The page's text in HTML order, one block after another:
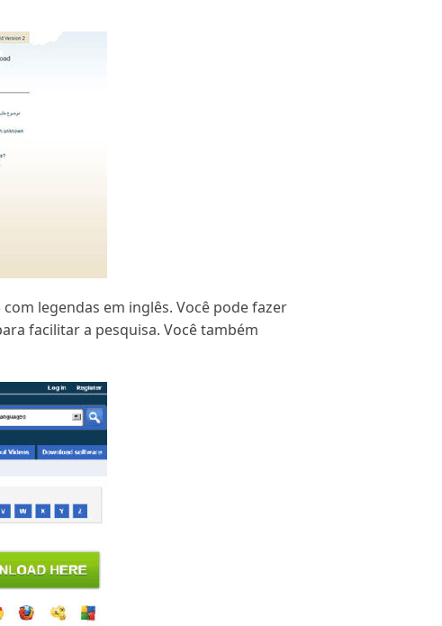
legendas em inglês. Você pode fazer
facilitar a pesquisa. Você também